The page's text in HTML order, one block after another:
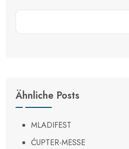
Ähnliche Posts
MLADIFEST
ĆUPTER-MESSE